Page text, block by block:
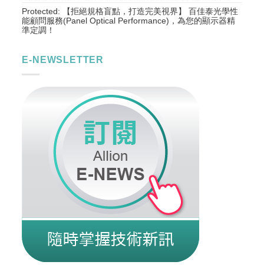
Protected: 【拒絕規格盲點，打造完美視界】 百佳泰光學性
能顧問服務(Panel Optical Performance)，為您的顯示器精
準定調！
E-NEWSLETTER